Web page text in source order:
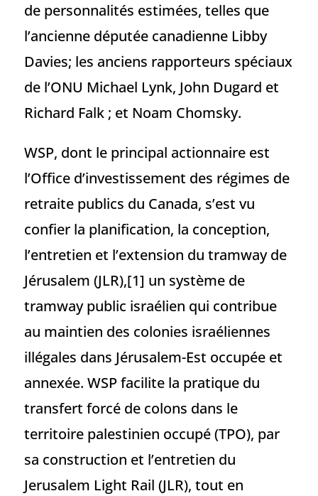
de personnalités estimées, telles que
l’ancienne députée canadienne Libby
Davies; les anciens rapporteurs spéciaux
de l’ONU Michael Lynk, John Dugard et
Richard Falk ; et Noam Chomsky.
WSP, dont le principal actionnaire est
l’Office d’investissement des régimes de
retraite publics du Canada, s’est vu
confier la planification, la conception,
l’entretien et l’extension du tramway de
Jérusalem (JLR),[1] un système de
tramway public israélien qui contribue
au maintien des colonies israéliennes
illégales dans Jérusalem-Est occupée et
annexée. WSP facilite la pratique du
transfert forcé de colons dans le
territoire palestinien occupé (TPO), par
sa construction et l’entretien du
Jerusalem Light Rail (JLR), tout en